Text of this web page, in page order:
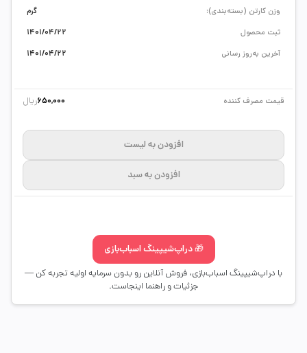
وزن کارتن (بسته‌بندی):
گرم
ثبت محصول
1401/04/22
آخرین به‌روز رسانی
1401/04/22
قیمت مصرف کننده 650,000ریال
افزودن به لیست
افزودن به سبد
🎁 دراپ‌شیپینگ اسباب‌بازی
با دراپ‌شیپینگ اسباب‌بازی، فروش آنلاین رو بدون سرمایه اولیه تجربه کن —
جزئیات و راهنما اینجاست.